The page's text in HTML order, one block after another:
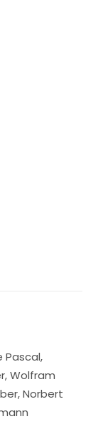
Pascal,
,Wolfram
,Norbert